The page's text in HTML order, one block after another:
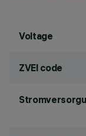
Voltage
ZVEI code